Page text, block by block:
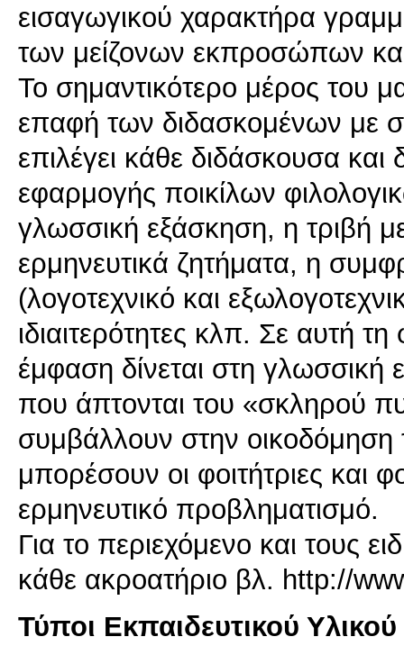
εισαγωγικού χαρακτήρα
των μείζονων εκπροσώπων
Το σημαντικότερο μέρος του
επαφή των διδασκομένων με
επιλέγει κάθε διδάσκουσα και
εφαρμογής ποικίλων
γλωσσική εξάσκηση, η τριβή με
ερμηνευτικά ζητήματα, η
(λογοτεχνικό και
ιδιαιτερότητες κλπ. Σε αυτή
έμφαση δίνεται στη γλωσσική
που άπτονται του «σκληρού
συμβάλλουν στην
μπορέσουν οι φοιτήτριες και
ερμηνευτικό προβληματισμό.
Για το περιεχόμενο και τους
κάθε ακροατήριο βλ. http://
Τύποι Εκπαιδευτικού Υλικού